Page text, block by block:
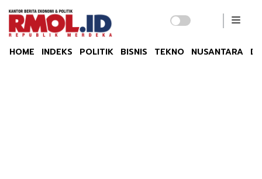
HOME INDEKS POLITIK BISNIS TEKNO NUSANTARA